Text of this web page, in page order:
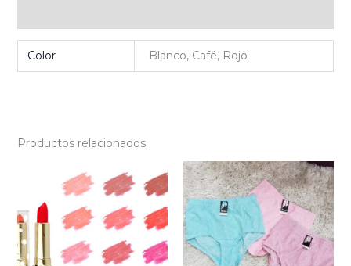
Color Blanco, Café, Rojo
Productos relacionados